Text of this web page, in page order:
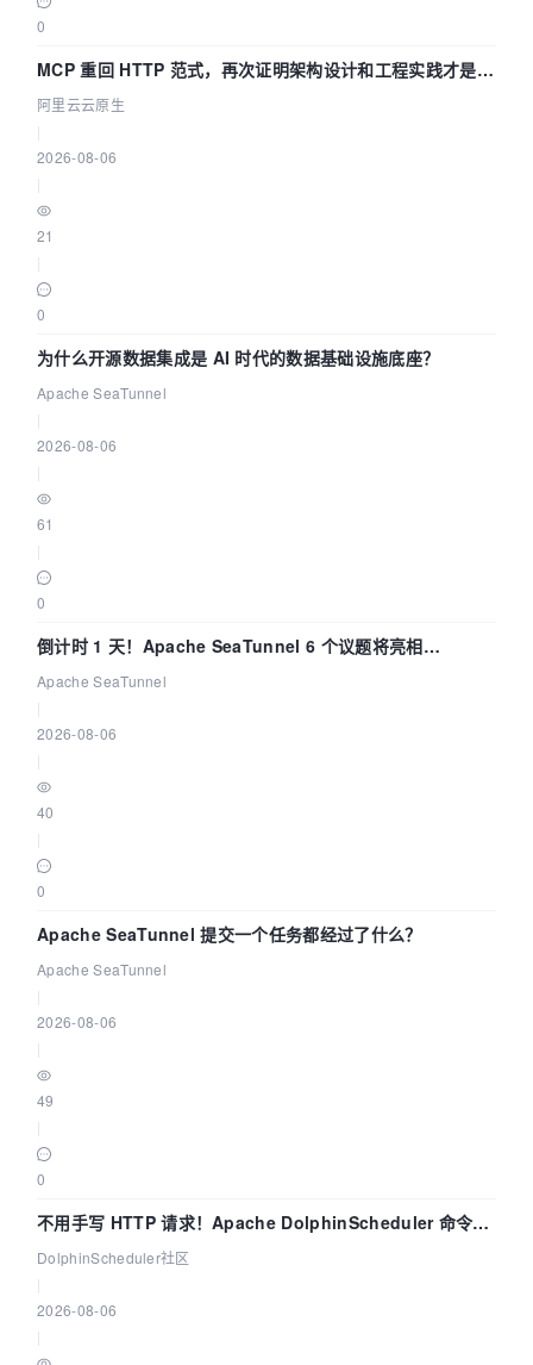
0
MCP 重回 HTTP 范式，再次证明架构设计和工程实践才是稀
缺资源
阿里云云原生
2026-08-06
21
0
为什么开源数据集成是 AI 时代的数据基础设施底座？
Apache SeaTunnel
2026-08-06
61
0
倒计时 1 天！Apache SeaTunnel 6 个议题将亮相
Community Over Code Asia 2026
Apache SeaTunnel
2026-08-06
40
0
Apache SeaTunnel 提交一个任务都经过了什么？
Apache SeaTunnel
2026-08-06
49
0
不用手写 HTTP 请求！Apache DolphinScheduler 命令行
dsctl 两分钟上手
DolphinScheduler社区
2026-08-06